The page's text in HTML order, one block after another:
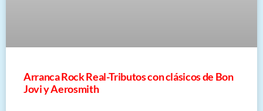
Arranca Rock Real-Tributos con clásicos de Bon
Jovi y Aerosmith